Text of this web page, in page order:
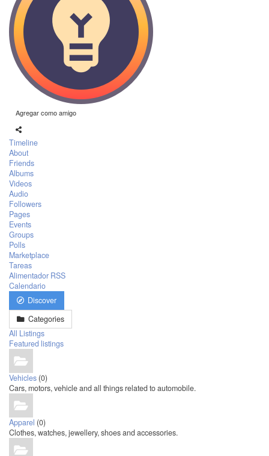
Agregar como amigo
Timeline
About
Friends
Albums
Videos
Audio
Followers
Pages
Events
Groups
Polls
Marketplace
Tareas
Alimentador RSS
Calendario
Discover
Categories
All Listings
Featured listings
Vehicles (0)
Cars, motors, vehicle and all things related to automobile.
Apparel (0)
Clothes, watches, jewellery, shoes and accessories.